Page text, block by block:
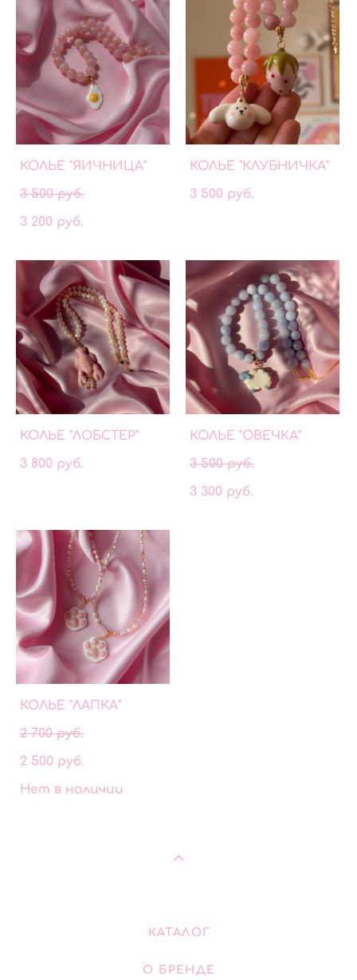
КОЛЬЕ "ЯИЧНИЦА"
3 500 pуб.
3 200 pуб.
КОЛЬЕ "КЛУБНИЧКА"
3 500 pуб.
КОЛЬЕ "ЛОБСТЕР"
3 800 pуб.
КОЛЬЕ "ОВЕЧКА"
3 500 pуб.
3 300 pуб.
КОЛЬЕ "ЛАПКА"
2 700 pуб.
2 500 pуб.
Нет в наличии
КАТАЛОГ
О БРЕНДЕ